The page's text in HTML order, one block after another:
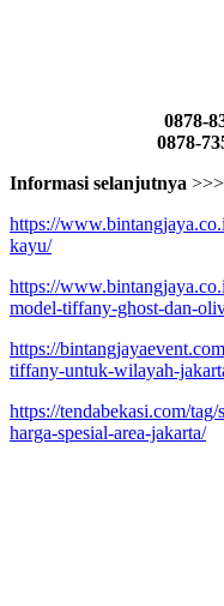
0878-
0878-
Informasi selanjutnya >>>
https://
kayu/
https://
model-tiffany-ghost-dan-
https://
tiffany-untuk-wilayah-
https://tendabekasi.com/
harga-spesial-area-jakarta/